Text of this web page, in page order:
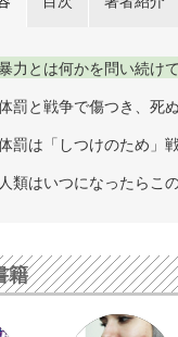
力とは何かを問い続け
罰と戦争で傷つき、死
罰は「しつけのため」
人類はいつになったらこ
籍